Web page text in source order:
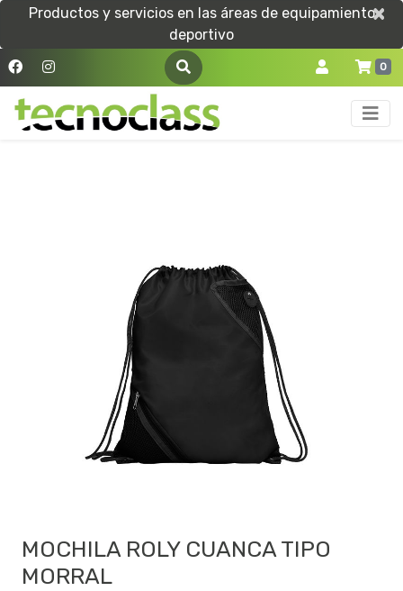
Productos y servicios en las áreas de equipamiento
deportivo
×
×
0
MOCHILA ROLY CUANCA TIPO
MORRAL